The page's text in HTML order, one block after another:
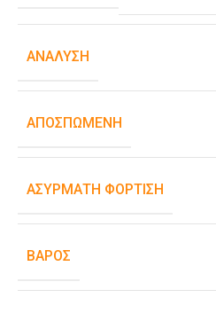
ΑΝΆΛΥΣΗ
ΑΠΟΣΠΏΜΕΝΗ
ΑΣΎΡΜΑΤΗ ΦΌΡΤΙΣΗ
ΒΆΡΟΣ